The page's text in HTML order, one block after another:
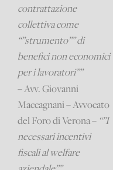
contrattazione
collettiva come
“”strumento”” di
benefici non economici
per i lavoratori””
–Avv. Giovanni
Maccagnani – Avvocato
del Foro di Verona – “”I
necessari incentivi
fiscali al welfare